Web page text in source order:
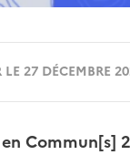
LE 27 DÉCEMBRE